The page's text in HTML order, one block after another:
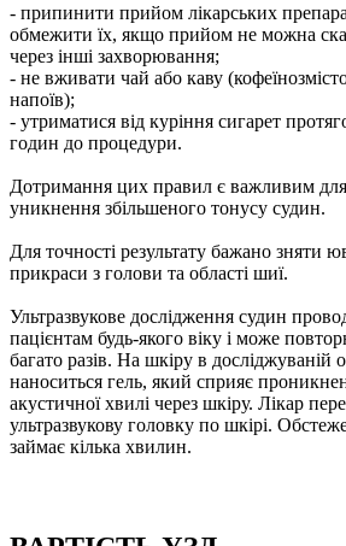
- припинити прийом лікарських
обмежити їх, якщо прийом не можна
через інші захворювання;
- не вживати чай або каву
напоїв);
- утриматися від куріння сигарет
годин до процедури.
Дотримання цих правил є важливим для
уникнення збільшеного тонусу судин.
Для точності результату бажано зняти
прикраси з голови та області шиї.
Ультразвукове дослідження судин
пацієнтам будь-якого віку і може
багато разів. На шкіру в досліджуваній
наноситься гель, який сприяє
акустичної хвилі через шкіру. Лікар
ультразвукову головку по шкірі.
займає кілька хвилин.